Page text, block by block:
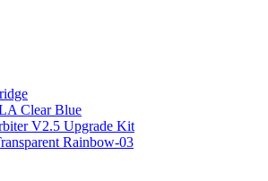
Clear Blue
V2.5 Upgrade Kit
Rainbow-03